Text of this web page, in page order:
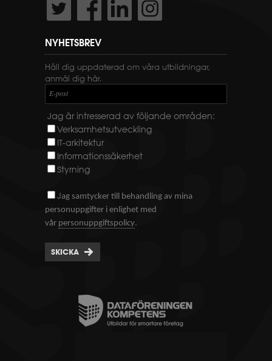
NYHETSBREV
Håll dig uppdaterad om våra utbildningar,
anmäl dig här.
E-post
Jag är intresserad av följande områden:
Verksamhetsutveckling
IT-arkitektur
Informationssäkerhet
Styrning
Jag samtycker till behandling av mina
personuppgifter i enlighet med
vår personuppgiftspolicy.
SKICKA